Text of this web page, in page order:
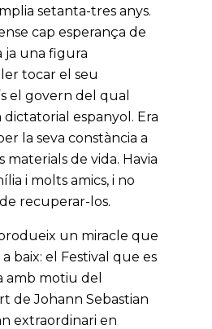
setanta-tres anys.
cap esperança de
ja una figura
tocar el seu
el govern del qual
espanyol. Era
la seva constància a
materials de vida. Havia
i molts amics, i no
recuperar-los.
un miracle que
baix: el Festival que es
amb motiu del
de Johann Sebastian
extraordinari en